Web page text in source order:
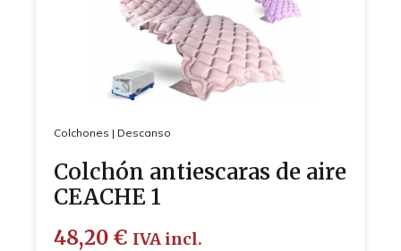
Colchones | Descanso
Colchón antiescaras de aire
CEACHE 1
48,20 € IVA incl.